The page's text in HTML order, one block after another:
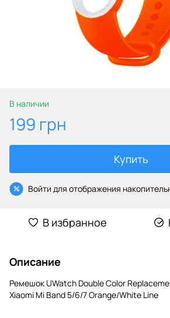
В наличии
199 грн
Купить
% Войти для отображения
В избранное
Описание
Ремешок UWatch Double Color
Xiaomi Mi Band 5/6/7 Orange/White Line